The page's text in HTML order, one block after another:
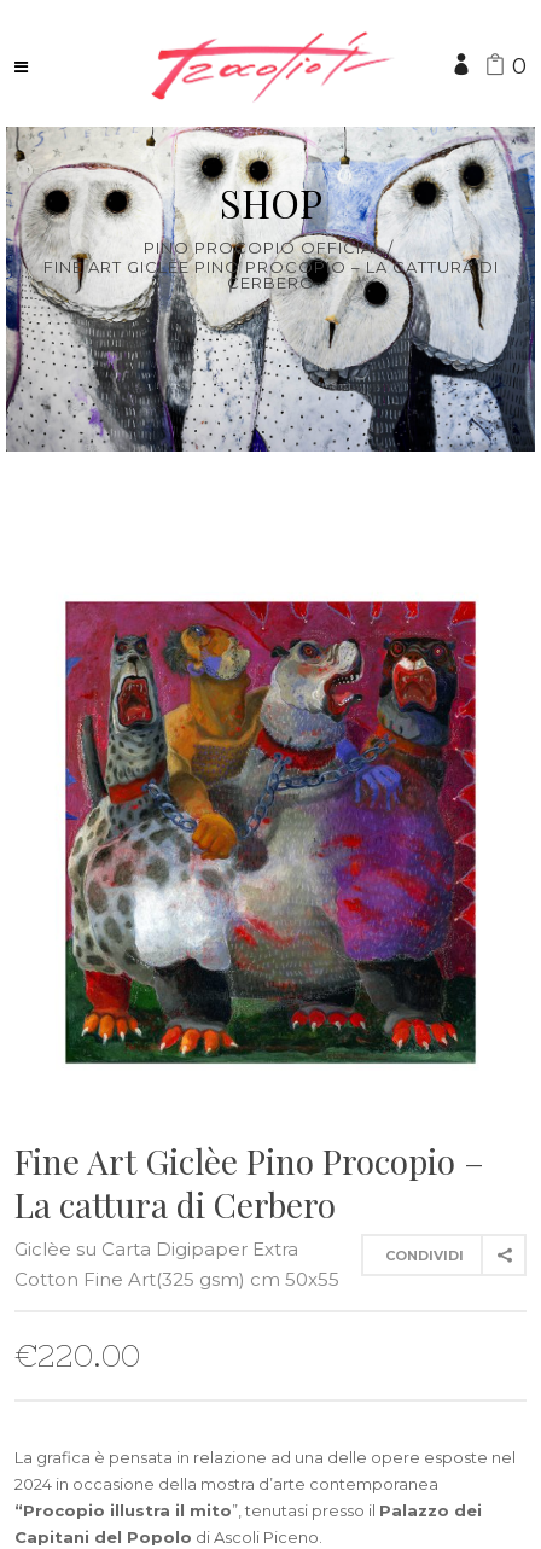
0
SHOP
PINO PROCOPIO OFFICIAL/
FINE ART GICLÈE PINO PROCOPIO – LA CATTURA DI
CERBERO
Fine Art Giclèe Pino Procopio –
La cattura di Cerbero
CONDIVIDI
Giclèe su Carta Digipaper Extra
Cotton Fine Art(325 gsm) cm 50x55
€220.00
La grafica è pensata in relazione ad una delle opere esposte nel
2024 in occasione della mostra d’arte contemporanea
“Procopio illustra il mito”, tenutasi presso il Palazzo dei
Capitani del Popolo di Ascoli Piceno.